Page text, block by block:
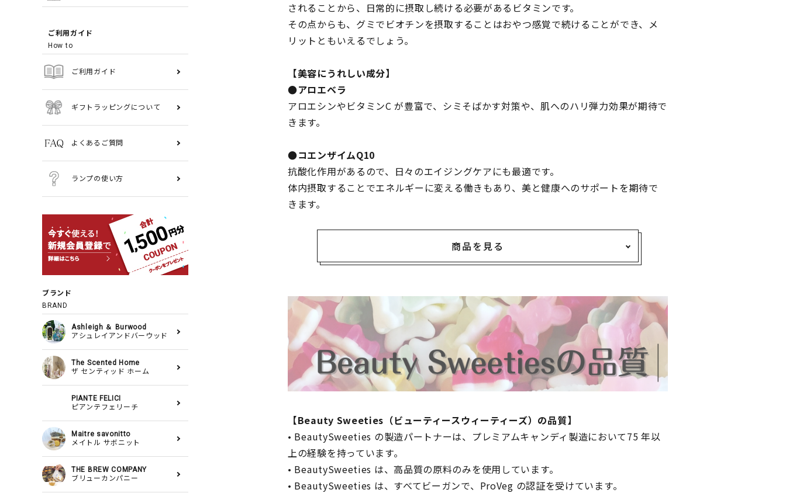
ご利用ガイド
How to
ご利用ガイド
ギフトラッピングについて
よくあるご質問
ランプの使い方
ブランド
BRAND
Ashleigh ＆ Burwood
アシュレイアンドバーウッド
The Scented Home
ザ センティッド ホーム
PIANTE FELICI
ピアンテフェリーチ
Maitre savonitto
メイトル サボニット
THE BREW COMPANY
ブリューカンパニー
されることから、日常的に摂取し続ける必要があるビタミンです。
その点からも、グミでビオチンを摂取することはおやつ感覚で続けることができ、メ
リットともいえるでしょう。
【美容にうれしい成分】
●アロエベラ
アロエシンやビタミンC が豊富で、シミそばかす対策や、肌へのハリ弾力効果が期待で
きます。
●コエンザイムQ10
抗酸化作用があるので、日々のエイジングケアにも最適です。
体内摂取することでエネルギーに変える働きもあり、美と健康へのサポートを期待で
きます。
商品を見る
【Beauty Sweeties（ビューティースウィーティーズ）の品質】
• BeautySweeties の製造パートナーは、プレミアムキャンディ製造において75 年以
上の経験を持っています。
• BeautySweeties は、高品質の原料のみを使用しています。
• BeautySweeties は、すべてビーガンで、ProVeg の認証を受けています。